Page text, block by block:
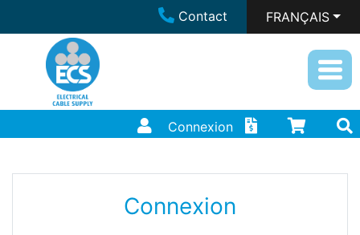
Contact FRANÇAIS
Connexion
Connexion